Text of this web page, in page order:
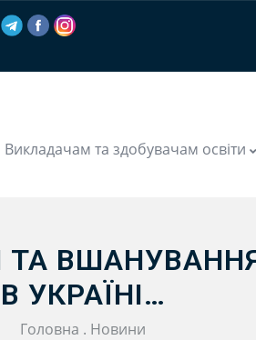
Викладачам та здобувачам освіти
В УКРАЇНІ…
Головна . Новини